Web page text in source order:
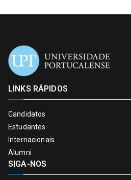
LINKS RÁPIDOS
Candidatos
Estudantes
Internacionais
Alumni
SIGA-NOS